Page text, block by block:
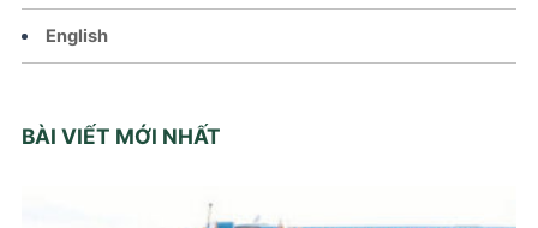
English
BÀI VIẾT MỚI NHẤT